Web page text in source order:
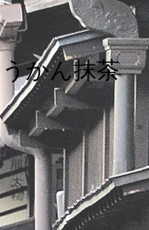
かん抹茶